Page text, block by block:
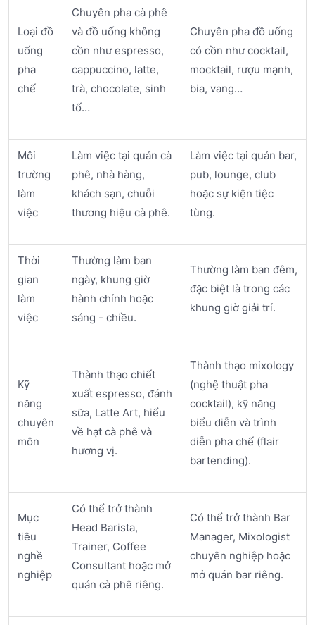
Loại đồ
uống
pha
chế
Chuyên pha cà phê
và đồ uống không
cồn như espresso,
cappuccino, latte,
trà, chocolate, sinh
tố…
Chuyên pha đồ uống
có cồn như cocktail,
mocktail, rượu mạnh,
bia, vang…
Môi
trường
làm
việc
Làm việc tại quán cà
phê, nhà hàng,
khách sạn, chuỗi
thương hiệu cà phê.
Làm việc tại quán bar,
pub, lounge, club
hoặc sự kiện tiệc
tùng.
Thời
gian
làm
việc
Thường làm ban
ngày, khung giờ
hành chính hoặc
sáng - chiều.
Thường làm ban đêm,
đặc biệt là trong các
khung giờ giải trí.
Kỹ
năng
chuyên
môn
Thành thạo chiết
xuất espresso, đánh
sữa, Latte Art, hiểu
về hạt cà phê và
hương vị.
Thành thạo mixology
(nghệ thuật pha
cocktail), kỹ năng
biểu diễn và trình
diễn pha chế (flair
bartending).
Mục
tiêu
nghề
nghiệp
Có thể trở thành
Head Barista,
Trainer, Coffee
Consultant hoặc mở
quán cà phê riêng.
Có thể trở thành Bar
Manager, Mixologist
chuyên nghiệp hoặc
mở quán bar riêng.